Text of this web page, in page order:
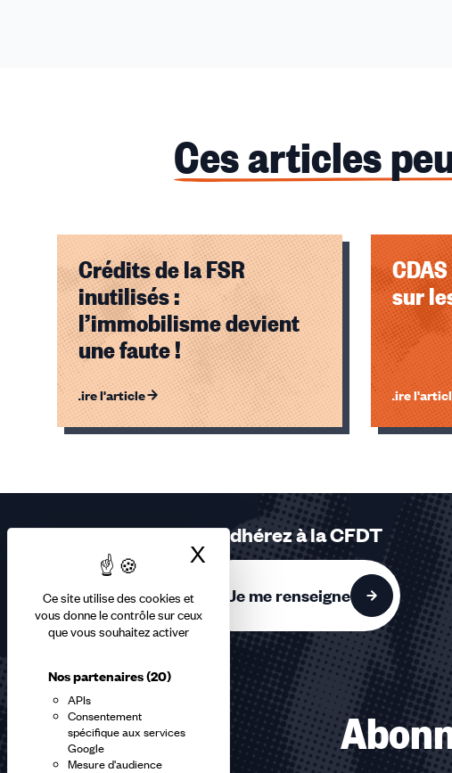
Ce site utilise des cookies et
vous donne le contrôle sur ceux
que vous souhaitez activer
Nos partenaires(20)
APIs
Consentement
spécifique aux services
Google
Mesure d'audience
X Masquer le bandeau
Ces articles
Crédits de la FSR
inutilisés :
l’immobilisme devient
une faute !
Lire l'article
sur
Lire
Éléments
sur
accessibles
Adhérez à la CFDT
Je me renseigne